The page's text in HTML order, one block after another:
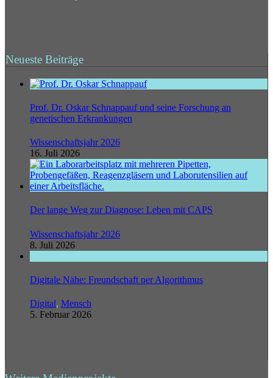
Neueste Beiträge
Prof. Dr. Oskar Schnappauf und seine Forschung an
genetischen Erkrankungen
Wissenschaftsjahr 2026
16. Juli 2026
Der lange Weg zur Diagnose: Leben mit CAPS
Wissenschaftsjahr 2026
8. Juli 2026
Digitale Nähe: Freundschaft per Algorithmus
Digital, Mensch
5. Februar 2026